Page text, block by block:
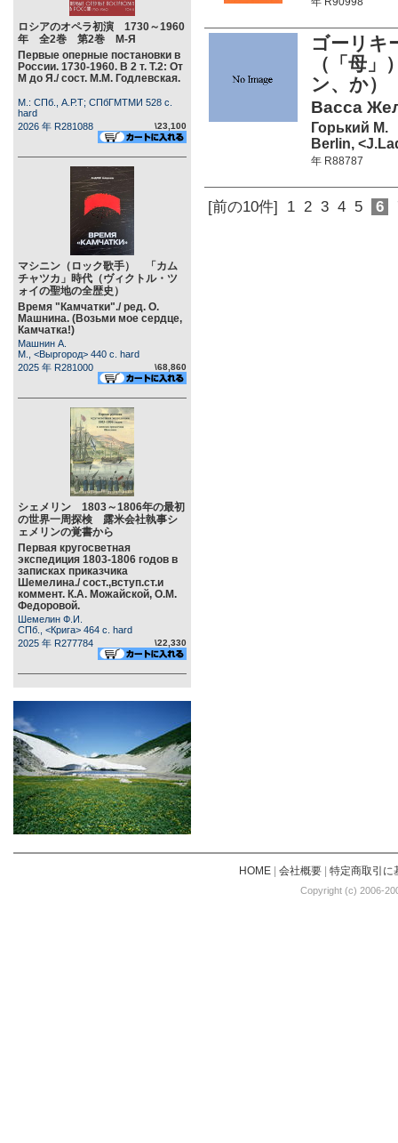
ロシアのオペラ初演 1730～1960
年 全2巻 第2巻 М-Я
Первые оперные постановки в
России. 1730-1960. В 2 т. Т.2: От
М до Я./ сост. М.М. Годлевская.
М.: СПб., А.Р.Т; СПбГМТМИ 528 c.
hard
2026 年 R281088
\23,100
マシニン（ロック歌手） 「カム
チャツカ」時代（ヴィクトル・ツ
ォイの聖地の全歴史）
Время "Камчатки"./ ред. О.
Машнина. (Возьми мое сердце,
Камчатка!)
Машнин А.
М., <Выргород> 440 c. hard
2025 年 R281000
\68,860
シェメリン 1803～1806年の最初
の世界一周探検 露米会社執事シ
ェメリンの覚書から
Первая кругосветная
экспедиция 1803-1806 годов в
записках приказчика
Шемелина./ сост.,вступ.ст.и
коммент. К.А. Можайской, О.М.
Федоровой.
Шемелин Ф.И.
СПб., <Крига> 464 c. hard
2025 年 R277784
\22,330
ゴーリキ
（「母
ン、か）
Васса
Горький М.
Berlin,
年 R88787
[前の10件] 1 2 3 4 5 6
HOME| 会社概要| 特定商取引に
Copyright (c) 2006-